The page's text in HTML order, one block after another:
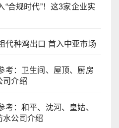
合规时代”！这3家企业实
代种鸡出口 首入中亚市场
考：卫生间、屋顶、厨房
司介绍
：和平、沈河、皇姑、
水公司介绍